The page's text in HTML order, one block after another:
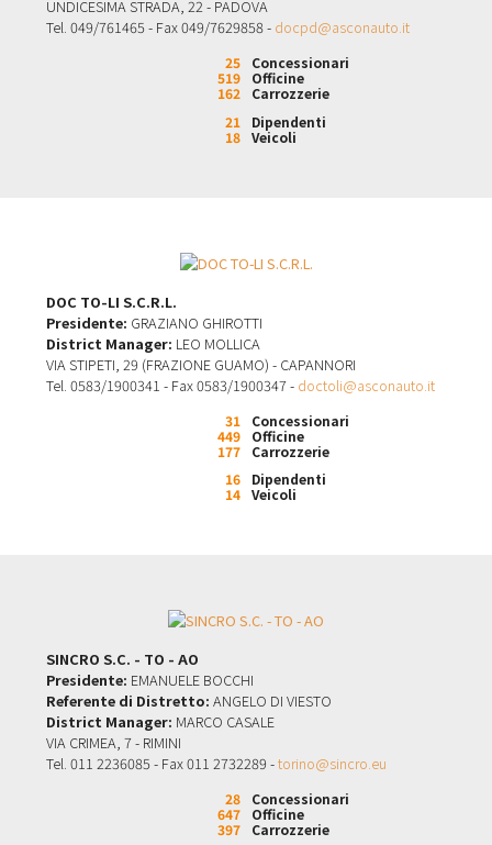
UNDICESIMA STRADA, 22 - PADOVA
Tel. 049/761465 - Fax 049/7629858 - docpd@asconauto.it
25
Concessionari
519
Officine
162
Carrozzerie
21
Dipendenti
18 Veicoli
DOC TO-LI S.C.R.L.
Presidente: GRAZIANO GHIROTTI
District Manager: LEO MOLLICA
VIA STIPETI, 29 (FRAZIONE GUAMO) - CAPANNORI
Tel. 0583/1900341 - Fax 0583/1900347 - doctoli@asconauto.it
31
Concessionari
449
Officine
177
Carrozzerie
16
Dipendenti
14 Veicoli
SINCRO S.C. - TO - AO
Presidente: EMANUELE BOCCHI
Referente di Distretto:ANGELO DI VIESTO
District Manager: MARCO CASALE
VIA CRIMEA, 7 - RIMINI
Tel. 011 2236085 - Fax 011 2732289 -torino@sincro.eu
28
Concessionari
647
Officine
397
Carrozzerie